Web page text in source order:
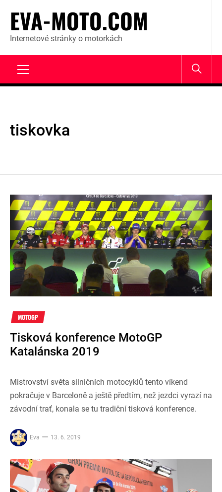
content
EVA-MOTO.COM
Internetové stránky o motorkách
tiskovka
MOTOGP
Tisková konference MotoGP
Katalánska 2019
Mistrovství světa silničních motocyklů tento víkend
pokračuje v Barceloně a ještě předtím, než jezdci vyrazí na
závodní trať, konala se tu tradiční tisková konference.
Eva 13. 6. 2019